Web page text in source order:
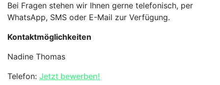
Bei Fragen stehen wir Ihnen gerne telefonisch, per
WhatsApp, SMS oder E-Mail zur Verfügung.
Kontaktmöglichkeiten
Nadine Thomas
Telefon: Jetzt bewerben!